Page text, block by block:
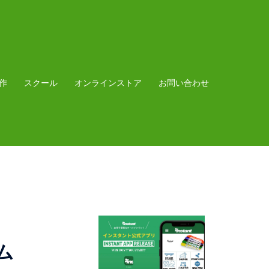
スクール オンラインストア お問い合わせ